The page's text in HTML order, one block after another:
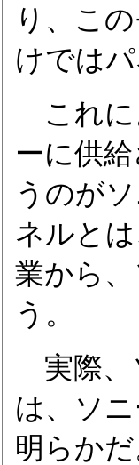
り、こ
けでは
これに
ーに供
うのが
ネルと
業から
う。
実際、
は、ソ
明らかだ